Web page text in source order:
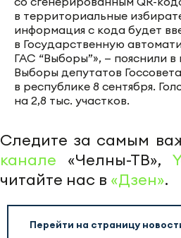
в территориальные
информация с кода будет
в Государственную
ГАС “Выборы”», — пояснили
Выборы депутатов
в республике 8 сентября.
на 2,8 тыс. участков.
Следите за самым
канале «Челны-ТВ»,
читайте нас в «Дзен».
Перейти на страницу